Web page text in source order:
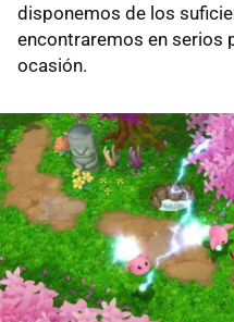
disponemos de los
encontraremos en serios
ocasión.